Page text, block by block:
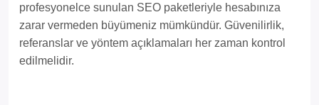
profesyonelce sunulan SEO paketleriyle hesabınıza
zarar vermeden büyümeniz mümkündür. Güvenilirlik,
referanslar ve yöntem açıklamaları her zaman kontrol
edilmelidir.